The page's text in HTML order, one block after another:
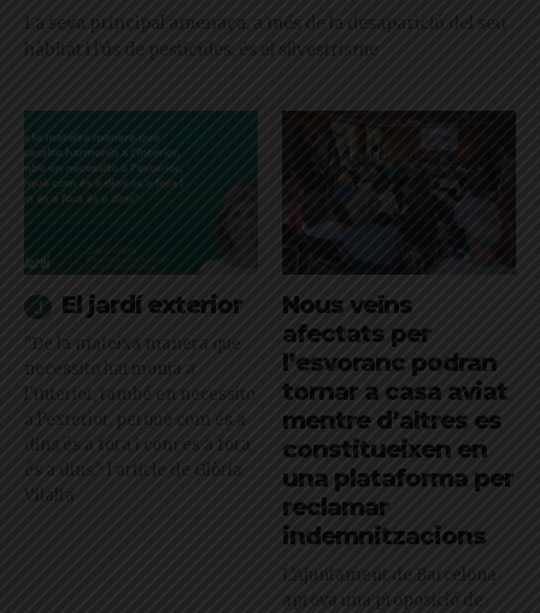
La seva principal amenaça, a més de la desaparició del seu
hàbitat i l'ús de pesticides, és el silvestrisme
El jardí exterior
"De la mateixa manera que
necessito harmonia a
l’interior, també en necessito
a l’exterior, perquè com és a
dins és a fora i com és a fora
és a dins": l'article de Glòria
Vilalta
Nous veïns
afectats per
l’esvoranc podran
tornar a casa aviat
mentre d’altres es
constitueixen en
una plataforma per
reclamar
indemnitzacions
L’Ajuntament de Barcelona
aprova una proposició de